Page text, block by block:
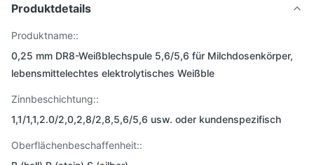
Produktdetails
Produktname::
0,25 mm DR8-Weißblechspule 5,6/5,6 für Milchdosenkörper,
lebensmittelechtes elektrolytisches Weißble
Zinnbeschichtung::
1,1/1,1,2.0/2,0,2,8/2,8,5,6/5,6 usw. oder kundenspezifisch
Oberflächenbeschaffenheit::